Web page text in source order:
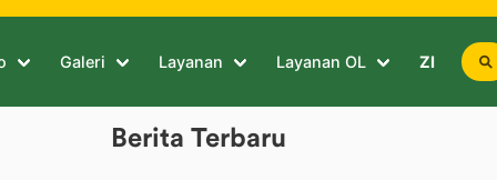
Galeri Layanan Layanan OL ZI
Berita Terbaru